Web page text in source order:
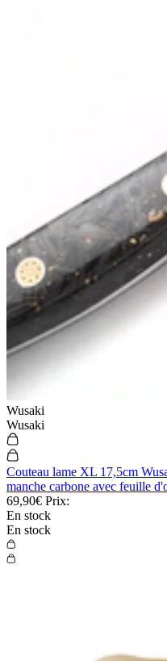
Wusaki
Wusaki
Couteau lame XL 17,5cm
manche carbone avec feuille
69,90€ Prix:
En stock
En stock